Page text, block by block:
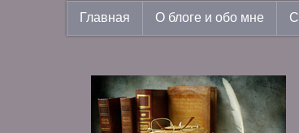
Главная О блоге и обо мне